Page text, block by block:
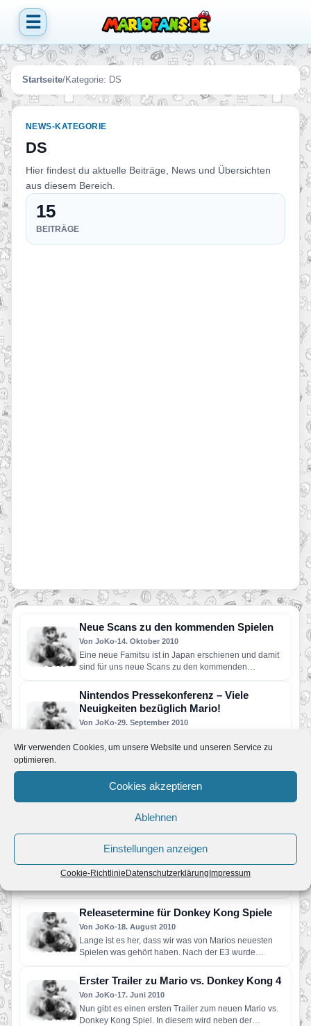
Wir verwenden Cookies, um unsere Website und unseren Service zu
optimieren.
Cookies akzeptieren
Ablehnen
Einstellungen anzeigen
Cookie-RichtlinieDatenschutzerklärungImpressum
☰
Startseite/Kategorie: DS
NEWS-KATEGORIE
DS
Hier findest du aktuelle Beiträge, News und Übersichten
aus diesem Bereich.
15
BEITRÄGE
Neue Scans zu den kommenden Spielen
Von JoKo•14. Oktober 2010
Eine neue Famitsu ist in Japan erschienen und damit
sind für uns neue Scans zu den kommenden
Nintendos Pressekonferenz – Viele
Neuigkeiten bezüglich Mario!
Von JoKo•29. September 2010
nur der Preis in Japan (25000 Yen = ca. 220 €) und…
Von JoKo•2. September 2010
Unter dem Namen Mario vs. Donkey Kong™: Miniland
Mayhem veröffentlicht Nintendo am 14. November
WarioWare D.I.Y. – Teile deine Minispiele
Viel Wirbel macht Nintendo nicht um WarioWare D.I.Y.,
finden immer…
Releasetermine für Donkey Kong Spiele
Von JoKo•18. August 2010
Lange ist es her, dass wir was von Marios neuesten
Spielen was gehört haben. Nach der E3 wurde…
Erster Trailer zu Mario vs. Donkey Kong 4
Von JoKo•17. Juni 2010
Nun gibt es einen ersten Trailer zum neuen Mario vs.
Donkey Kong Spiel. In diesem wird neben der…